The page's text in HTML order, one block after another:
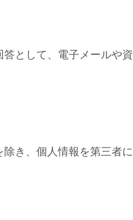
として、電子メールや資
き、個人情報を第三者に